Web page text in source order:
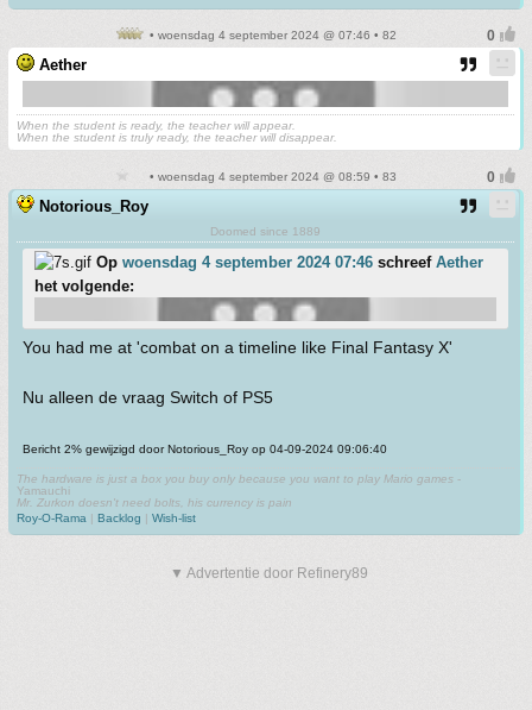
• woensdag 4 september 2024 @ 07:46 • 82
Aether
When the student is ready, the teacher will appear.
When the student is truly ready, the teacher will disappear.
• woensdag 4 september 2024 @ 08:59 • 83
Notorious_Roy
Doomed since 1889
Op woensdag 4 september 2024 07:46 schreef Aether
het volgende:
You had me at 'combat on a timeline like Final Fantasy X'
Nu alleen de vraag Switch of PS5
Bericht 2% gewijzigd door Notorious_Roy op 04-09-2024 09:06:40
The hardware is just a box you buy only because you want to play Mario games -
Yamauchi
Mr. Zurkon doesn't need bolts, his currency is pain
Roy-O-Rama | Backlog | Wish-list
▼ Advertentie door Refinery89